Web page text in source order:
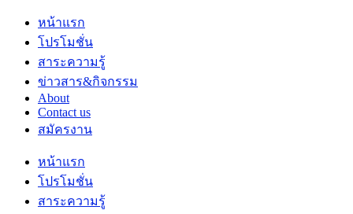
Skip
content
หน้าแรก
โปรโมชั่น
สาระความรู้
ข่าวสาร&กิจกรรม
About
Contact us
สมัครงาน
หน้าแรก
โปรโมชั่น
สาระความรู้